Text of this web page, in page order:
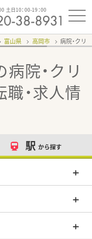
土日10：00-19：00
富山県 高岡市 病院・クリ
病院・クリ
・求人情
駅 から探す